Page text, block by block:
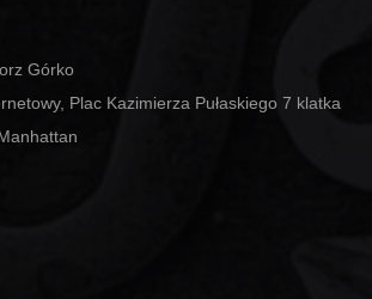
Górko
Plac Kazimierza Pułaskiego 7 klatka